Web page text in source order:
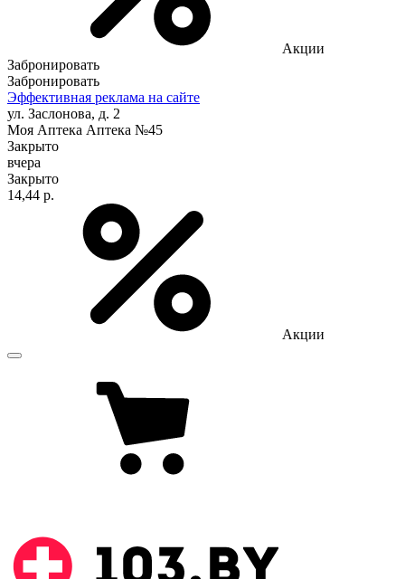
Акции
Забронировать
Забронировать
Эффективная реклама на сайте
ул. Заслонова, д. 2
Моя Аптека Аптека №45
Закрыто
вчера
Закрыто
14,44 р.
Акции